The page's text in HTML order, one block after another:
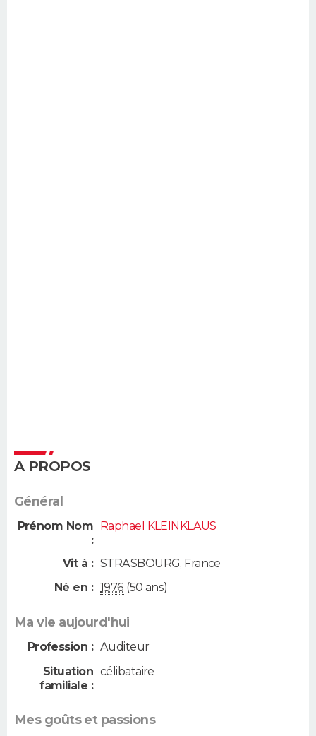
A PROPOS
Général
Prénom Nom
:
Raphael KLEINKLAUS
Vit à : STRASBOURG, France
Né en : 1976 (50 ans)
Ma vie aujourd'hui
Profession : Auditeur
Situation
familiale :
célibataire
Mes goûts et passions